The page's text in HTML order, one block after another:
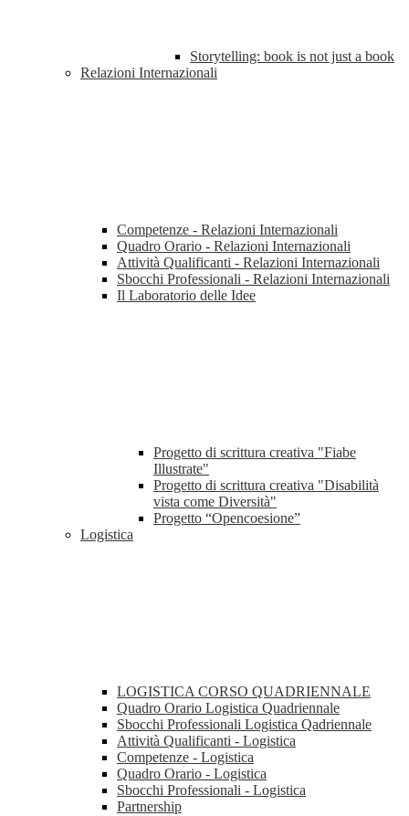
Storytelling: book is not just a book
Relazioni Internazionali
Competenze - Relazioni Internazionali
Quadro Orario - Relazioni Internazionali
Attività Qualificanti - Relazioni Internazionali
Sbocchi Professionali - Relazioni Internazionali
Il Laboratorio delle Idee
Progetto di scrittura creativa "Fiabe
Illustrate"
Progetto di scrittura creativa "Disabilità
vista come Diversità"
Progetto “Opencoesione”
Logistica
LOGISTICA CORSO QUADRIENNALE
Quadro Orario Logistica Quadriennale
Sbocchi Professionali Logistica Qadriennale
Attività Qualificanti - Logistica
Competenze - Logistica
Quadro Orario - Logistica
Sbocchi Professionali - Logistica
Partnership